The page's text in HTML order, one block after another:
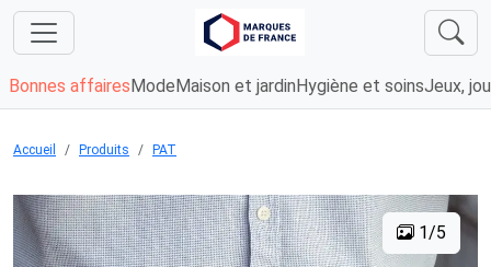
Bonnes affaires Mode Maison et jardin Hygiène et soinsJeux,
Accueil Produits PAT
1/5